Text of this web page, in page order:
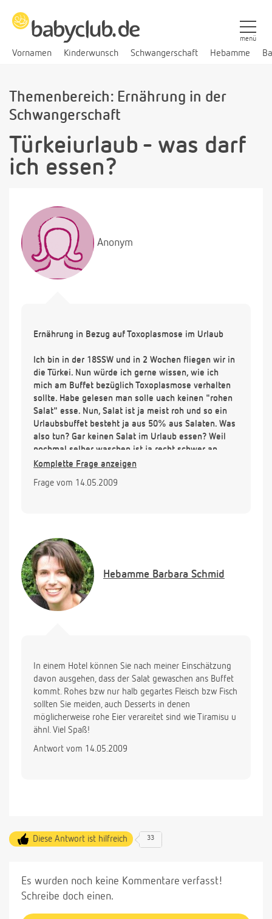
Vornamen Kinderwunsch Schwangerschaft Hebamme
menü
Themenbereich: Ernährung in der
Schwangerschaft
Türkeiurlaub - was darf
ich essen?
Anonym
Ernährung in Bezug auf Toxoplasmose im Urlaub
Ich bin in der 18SSW und in 2 Wochen fliegen wir in
die Türkei. Nun würde ich gerne wissen, wie ich
mich am Buffet bezüglich Toxoplasmose verhalten
sollte. Habe gelesen man solle uach keinen "rohen
Salat" esse. Nun, Salat ist ja meist roh und so ein
Urlaubsbuffet besteht ja aus 50% aus Salaten. Was
also tun? Gar keinen Salat im Urlaub essen? Weil
nochmal selber waschen ist ja recht schwer an
einem Buffet. Auf was muss ich sonst noch achten?
sehr übr eine Antwort freuen!!
Komplette Frage anzeigen
Frage vom 14.05.2009
Hebamme Barbara Schmid
In einem Hotel können Sie nach meiner Einschätzung
davon ausgehen, dass der Salat gewaschen ans Buffet
kommt. Rohes bzw nur halb gegartes Fleisch bzw Fisch
sollten Sie meiden, auch Desserts in denen
möglicherweise rohe Eier verareitet sind wie Tiramisu u
ähnl. Viel Spaß!
Antwort vom 14.05.2009
Diese Antwort ist hilfreich 33
Es wurden noch keine Kommentare verfasst!
Schreibe doch einen.